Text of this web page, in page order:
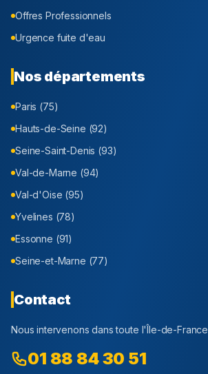
Offres Professionnels
Urgence fuite d'eau
Nos départements
Paris (75)
Hauts-de-Seine (92)
Seine-Saint-Denis (93)
Val-de-Marne (94)
Val-d'Oise (95)
Yvelines (78)
Essonne (91)
Seine-et-Marne (77)
Contact
Nous intervenons dans toute l'Île-de-France
01 88 84 30 51